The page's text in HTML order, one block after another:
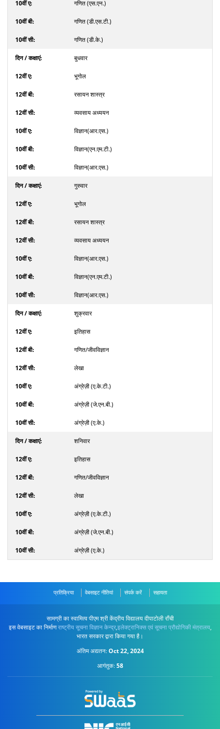
गणित (एस.एन.)
गणित (डी.एस.टी.)
गणित (डी.के.)
बुधवार
भूगोल
रसायन शास्त्र
व्यवसाय अध्ययन
विज्ञान(आर.एस.)
विज्ञान(एन.एम.टी.)
विज्ञान(आर.एस.)
गुरुवार
भूगोल
रसायन शास्त्र
व्यवसाय अध्ययन
विज्ञान(आर.एस.)
विज्ञान(एन.एम.टी.)
विज्ञान(आर.एस.)
शुक्रवार
इतिहास
गणित/जीवविज्ञान
लेखा
अंग्रेज़ी (ए.के.टी.)
अंग्रेज़ी (जे.एन.बी.)
अंग्रेज़ी (ए.के.)
शनिवार
इतिहास
गणित/जीवविज्ञान
लेखा
अंग्रेज़ी (ए.के.टी.)
अंग्रेज़ी (जे.एन.बी.)
अंग्रेज़ी (ए.के.)
प्रतिक्रिया वेबसाइट नीतियां संपर्क करें सहायता
सामग्री का स्वामित्व पीएम श्री केंद्रीय विद्यालय दीपाटोली राँची
इस वेबसाइट का निर्माणराष्ट्रीय सूचना विज्ञान केन्द्र,इलेक्ट्रानिक्स एवं सूचना प्रौद्योगिकी मंत्रालय,
भारत सरकार द्वारा किया गया है।
अंतिम अद्यतन:Oct 22, 2024
आगंतुक:58